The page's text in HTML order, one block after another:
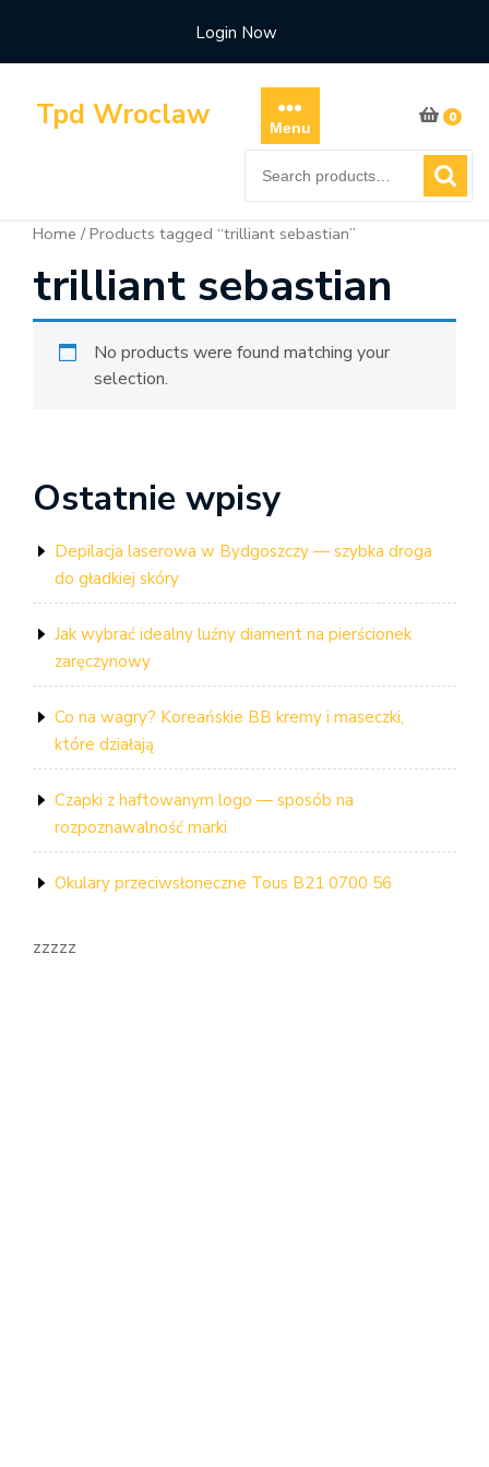
content
Login Now
Tpd Wroclaw Menu
0
for:
Home / Products tagged “trilliant sebastian”
trilliant sebastian
No products were found matching your
selection.
Ostatnie wpisy
Depilacja laserowa w Bydgoszczy — szybka droga
do gładkiej skóry
Jak wybrać idealny luźny diament na pierścionek
zaręczynowy
Co na wagry? Koreańskie BB kremy i maseczki,
które działają
Czapki z haftowanym logo — sposób na
rozpoznawalność marki
Okulary przeciwsłoneczne Tous B21 0700 56
zzzzz